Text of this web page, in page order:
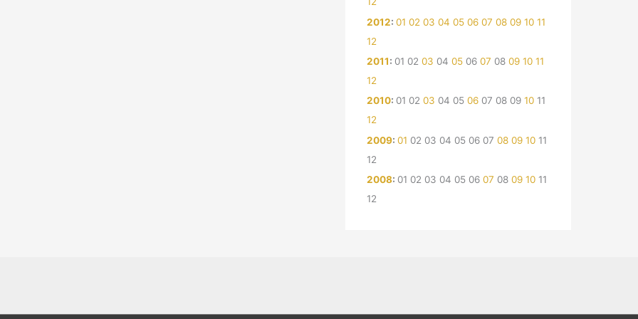
2012:01 02 03 04 05 06 07 08 09 10 11
12
2011: 01 02 03 04 05 06 07 08 09 10 11
12
2010: 01 02 03 04 05 06 07 08 09 10 11
12
2009:01 02 03 04 05 06 07 08 09 10 11
12
2008: 01 02 03 04 05 06 07 08 09 10 11
12